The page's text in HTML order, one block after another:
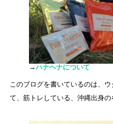
→ハナヘナについて
このブログを書いているのは、
て、筋トレしている、沖縄出身の